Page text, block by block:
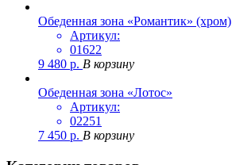
Обеденная зона «Романтик» (хром)
Артикул:
01622
9 480 р. В корзину
Обеденная зона «Лотос»
Артикул:
02251
7 450 р. В корзину